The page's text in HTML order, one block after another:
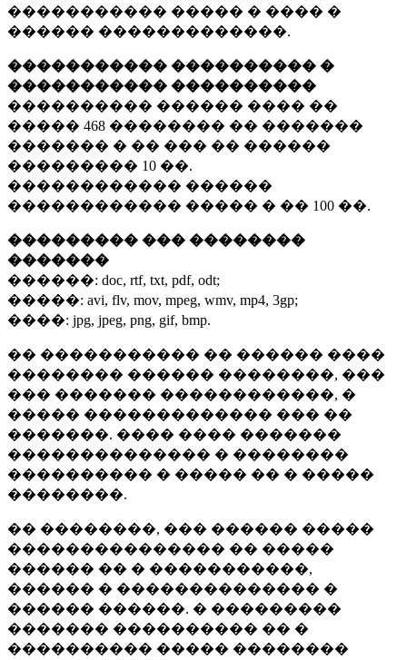
����������� ����� � ���� �
������ �������������.
����������� ���������� �
����������� ����������
���������� ������ ���� ��
����� 468 �������� �� �������
������� � �� ��� �� ������
��������� 10 ��.
������������ ������
������������ ����� � �� 100 ��.
��������� ��� ��������
�������
������: doc, rtf, txt, pdf, odt;
�����: avi, flv, mov, mpeg, wmv, mp4, 3gp;
����: jpg, jpeg, png, gif, bmp.
�� ����������� �� ������ ����
�������� ������ ��������, ���
��� ������� ������������, �
����� ������������� ��� ��
�������. ���� ���� �������
�������������� � ��������
���������� � ����� �� � �����
��������.
�� ��������, ��� ������ �����
��������������� �� �����
������ �� � �����������,
������ � �������������� �
������ ������. � ���������
������� ���������� �� �
���������� ����� ��������